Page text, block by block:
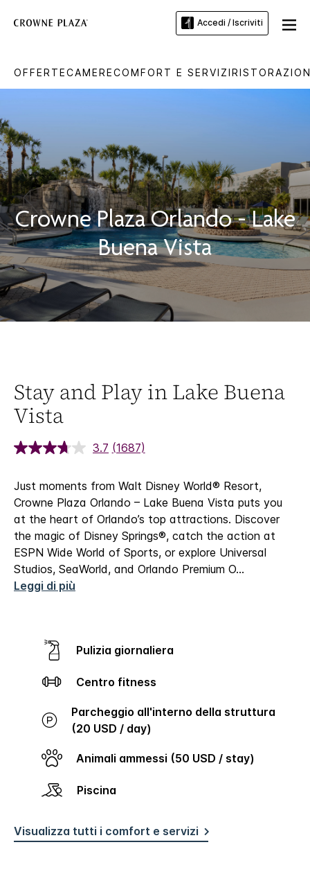
Accedi / Iscriviti
OFFERTECAMERECOMFORT E SERVIZI
Crowne Plaza Orlando - Lake
Buena Vista
Stay and Play in Lake Buena
Vista
3.7 (1687)
Just moments from Walt Disney World® Resort,
Crowne Plaza Orlando – Lake Buena Vista puts you
at the heart of Orlando’s top attractions. Discover
the magic of Disney Springs®, catch the action at
ESPN Wide World of Sports, or explore Universal
Studios, SeaWorld, and Orlando Premium O...
Leggi di più
Pulizia giornaliera
Centro fitness
Parcheggio all'interno della struttura
(20 USD / day)
Animali ammessi (50 USD / stay)
Piscina
Visualizza tutti i comfort e servizi